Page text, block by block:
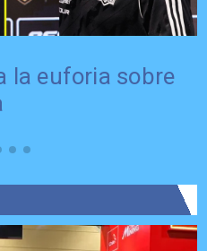
la euforia sobre